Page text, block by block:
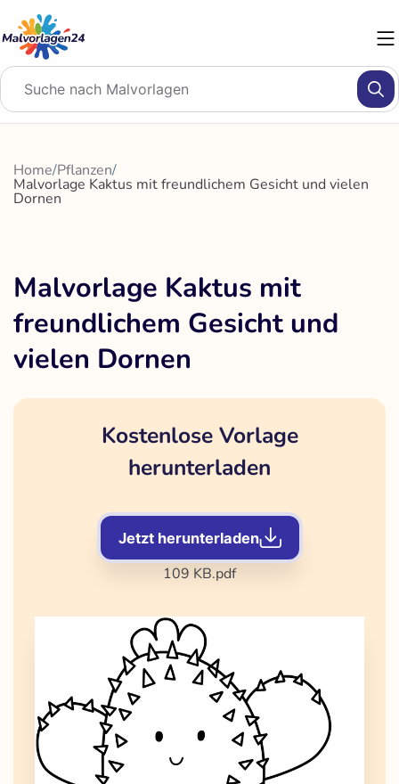
Inhalt
springen
Home/Pflanzen/
Malvorlage Kaktus mit freundlichem Gesicht und vielen
Dornen
Malvorlage Kaktus mit
freundlichem Gesicht und
vielen Dornen
Kostenlose Vorlage
herunterladen
Jetzt herunterladen
109 KB.pdf